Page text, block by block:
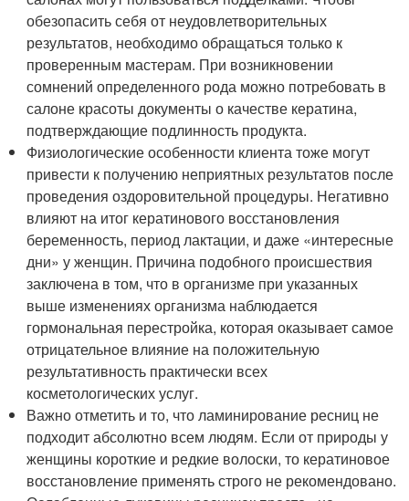
обезопасить себя от неудовлетворительных
результатов, необходимо обращаться только к
проверенным мастерам. При возникновении
сомнений определенного рода можно потребовать в
салоне красоты документы о качестве кератина,
подтверждающие подлинность продукта.
Физиологические особенности клиента тоже могут
привести к получению неприятных результатов после
проведения оздоровительной процедуры. Негативно
влияют на итог кератинового восстановления
беременность, период лактации, и даже «интересные
дни» у женщин. Причина подобного происшествия
заключена в том, что в организме при указанных
выше изменениях организма наблюдается
гормональная перестройка, которая оказывает самое
отрицательное влияние на положительную
результативность практически всех
косметологических услуг.
Важно отметить и то, что ламинирование ресниц не
подходит абсолютно всем людям. Если от природы у
женщины короткие и редкие волоски, то кератиновое
восстановление применять строго не рекомендовано.